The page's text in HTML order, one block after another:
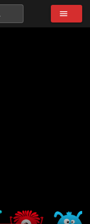
menu